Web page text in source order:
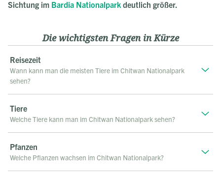
Sichtung im Bardia Nationalpark deutlich größer.
Die wichtigsten Fragen in Kürze
Reisezeit
Wann kann man die meisten Tiere im Chitwan Nationalpark
sehen?
Tiere
Welche Tiere kann man im Chitwan Nationalpark sehen?
Pfanzen
Welche Pflanzen wachsen im Chitwan Nationalpark?